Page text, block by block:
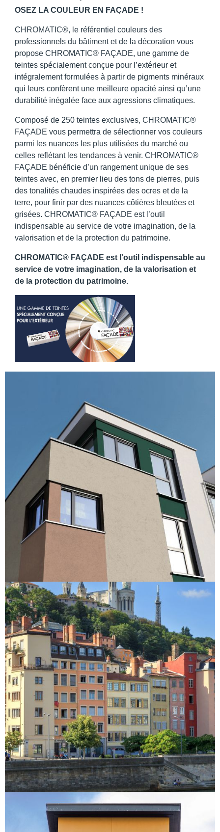
OSEZ LA COULEUR EN FAÇADE !
CHROMATIC®, le référentiel couleurs des
professionnels du bâtiment et de la décoration vous
propose CHROMATIC® FAÇADE, une gamme de
teintes spécialement conçue pour l’extérieur et
intégralement formulées à partir de pigments minéraux
qui leurs confèrent une meilleure opacité ainsi qu’une
durabilité inégalée face aux agressions climatiques.
Composé de 250 teintes exclusives, CHROMATIC®
FAÇADE vous permettra de sélectionner vos couleurs
parmi les nuances les plus utilisées du marché ou
celles reflétant les tendances à venir. CHROMATIC®
FAÇADE bénéficie d’un rangement unique de ses
teintes avec, en premier lieu des tons de pierres, puis
des tonalités chaudes inspirées des ocres et de la
terre, pour finir par des nuances côtières bleutées et
grisées. CHROMATIC® FAÇADE est l’outil
indispensable au service de votre imagination, de la
valorisation et de la protection du patrimoine.
CHROMATIC® FAÇADE est l'outil indispensable au
service de votre imagination, de la valorisation et
de la protection du patrimoine.